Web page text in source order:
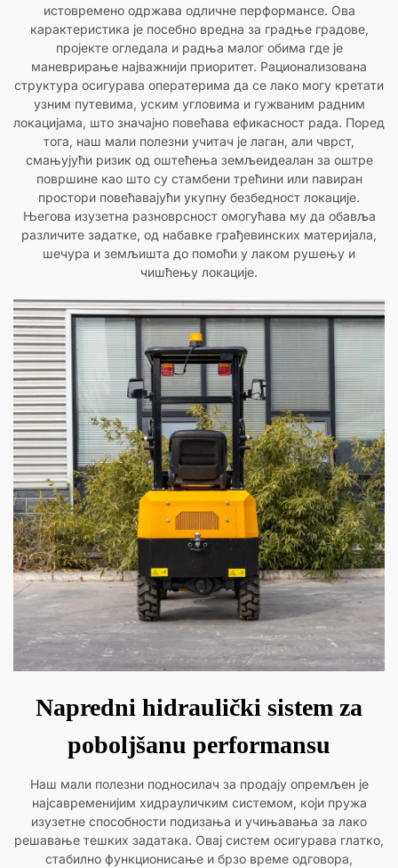
истовремено одржава одличне перформансе. Ова
карактеристика је посебно вредна за градње градове,
пројекте огледала и радња малог обима где је
маневрирање најважнији приоритет. Рационализована
структура осигурава оператерима да се лако могу кретати
узним путевима, уским угловима и гужваним радним
локацијама, што значајно повећава ефикасност рада. Поред
тога, наш мали полезни учитач је лаган, али чврст,
смањујући ризик од оштећења земљеидеалан за оштре
површине као што су стамбени трећини или павиран
простори повећавајући укупну безбедност локације.
Његова изузетна разноврсност омогућава му да обавља
различите задатке, од набавке грађевинских материјала,
шечура и земљишта до помоћи у лаком рушењу и
чишћењу локације.
Napredni hidraulički sistem za
poboljšanu performansu
Наш мали полезни подносилач за продају опремљен је
најсавременијим хидрауличким системом, који пружа
изузетне способности подизања и учињавања за лако
решавање тешких задатака. Овај систем осигурава глатко,
стабилно функционисање и брзо време одговора,